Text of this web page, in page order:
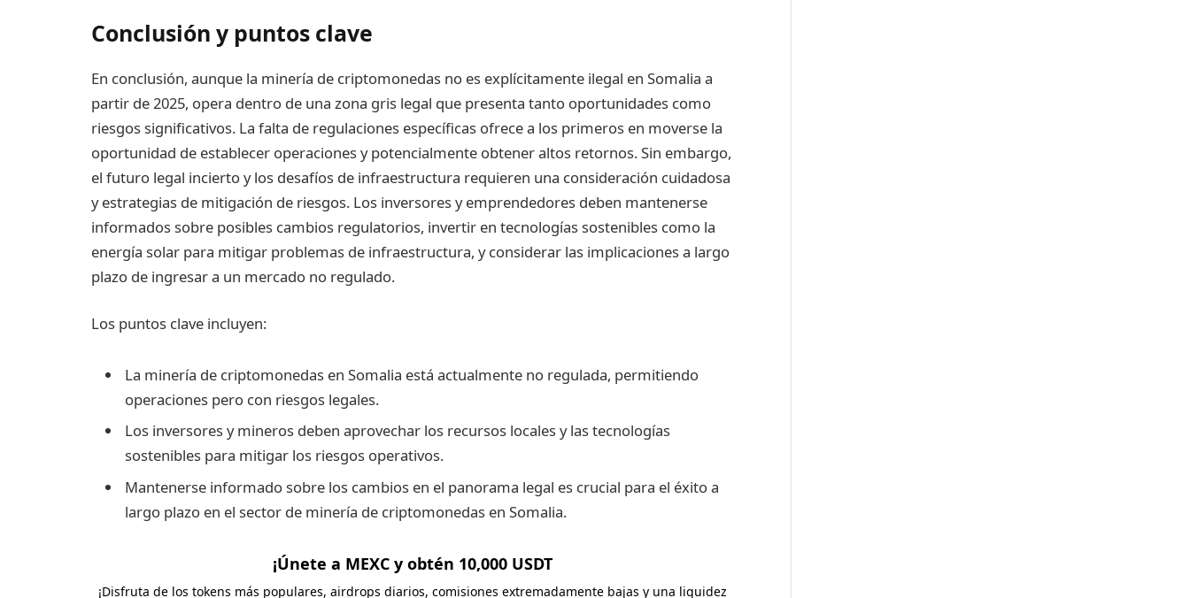
Conclusión y puntos clave
En conclusión, aunque la minería de criptomonedas no es explícitamente ilegal en Somalia a
partir de 2025, opera dentro de una zona gris legal que presenta tanto oportunidades como
riesgos significativos. La falta de regulaciones específicas ofrece a los primeros en moverse la
oportunidad de establecer operaciones y potencialmente obtener altos retornos. Sin embargo,
el futuro legal incierto y los desafíos de infraestructura requieren una consideración cuidadosa
y estrategias de mitigación de riesgos. Los inversores y emprendedores deben mantenerse
informados sobre posibles cambios regulatorios, invertir en tecnologías sostenibles como la
energía solar para mitigar problemas de infraestructura, y considerar las implicaciones a largo
plazo de ingresar a un mercado no regulado.
Los puntos clave incluyen:
La minería de criptomonedas en Somalia está actualmente no regulada, permitiendo
operaciones pero con riesgos legales.
Los inversores y mineros deben aprovechar los recursos locales y las tecnologías
sostenibles para mitigar los riesgos operativos.
Mantenerse informado sobre los cambios en el panorama legal es crucial para el éxito a
largo plazo en el sector de minería de criptomonedas en Somalia.
¡Únete a MEXC y obtén 10,000 USDT
¡Disfruta de los tokens más populares, airdrops diarios, comisiones extremadamente bajas y una liquidez